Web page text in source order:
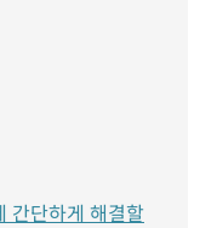
간단하게 해결할